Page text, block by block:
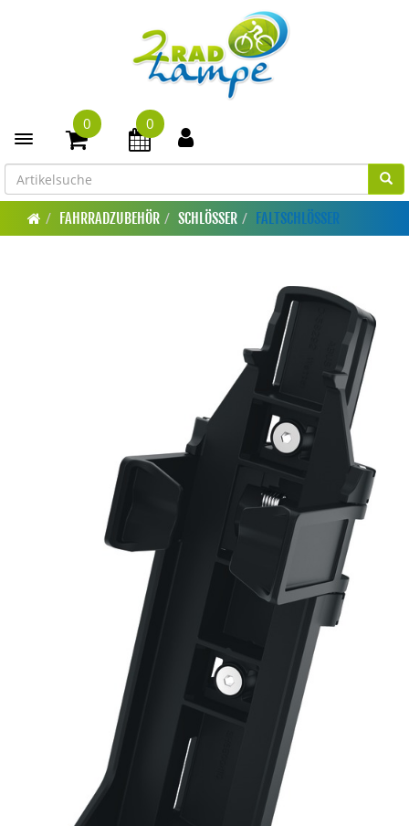
Toggle navigation
0 0
FAHRRADZUBEHÖR SCHLÖSSER FALTSCHLÖSSER